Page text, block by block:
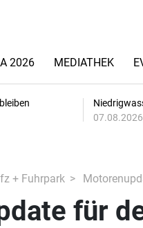
2026 MEDIATHEK
+ Fuhrpark
für